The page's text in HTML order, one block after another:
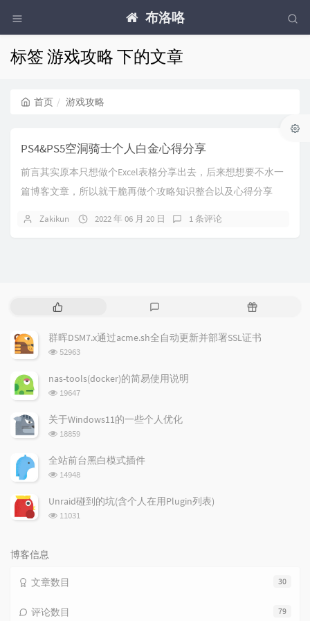
布洛咯
标签 游戏攻略 下的文章
首页 游戏攻略
PS4&PS5空洞骑士个人白金心得分享
前言其实原本只想做个Excel表格分享出去，后来想想要不水一
篇博客文章，所以就干脆再做个攻略知识整合以及心得分享
Zakikun 2022 年 06 月 20 日 1 条评论
热
文
章
评
论
随
文
群晖DSM7.x通过acme.sh全自动更新并部署SSL证书
浏
次
52963
nas-tools(docker)的简易使用说明
浏
次
数:
19647
关于Windows11的一些个人优化
浏
次
数:
18859
全站前台黑白模式插件
浏
次
14948
Unraid碰到的坑(含个人在用Plugin列表)
浏
11031
博客信息
30
文章数目
79
评论数目